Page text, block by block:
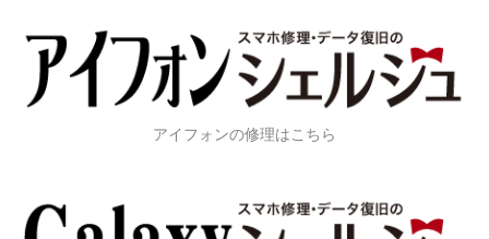
アイフォンの修理はこちら